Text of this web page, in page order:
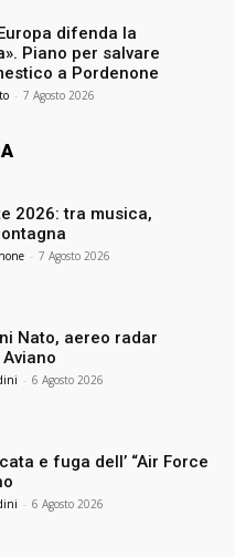
difenda la
Piano per salvare
a Pordenone
- 7 Agosto 2026
2026: tra musica,
- 7 Agosto 2026
Nato, aereo radar
Aviano
- 6 Agosto 2026
e fuga dell’ “Air Force
- 6 Agosto 2026